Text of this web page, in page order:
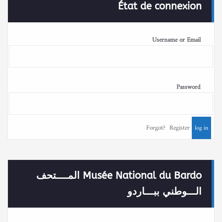
État de connexion
Username or Email
Password
Forgot? Register
Musée National du Bardo المــــتحف
الـــوطني ببـــاردو